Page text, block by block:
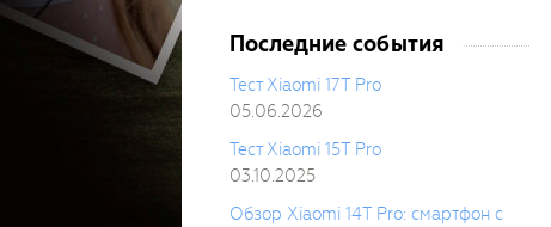
Последние события
Тест Xiaomi 17T Pro
05.06.2026
Тест Xiaomi 15T Pro
03.10.2025
Обзор Xiaomi 14T Pro: смартфон с